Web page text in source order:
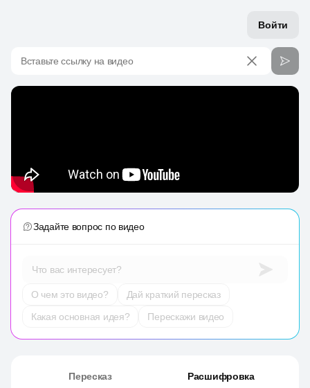
Войти
Вставьте ссылку на видео
Задайте вопрос по видео
Что вас интересует?
О чем это видео?
Дай краткий пересказ
Какая основная идея?
Перескажи видео
Пересказ Расшифровка